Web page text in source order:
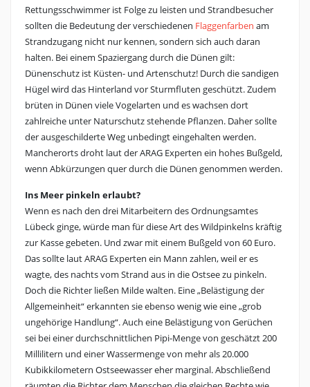
Rettungsschwimmer ist Folge zu leisten und Strandbesucher
sollten die Bedeutung der verschiedenen Flaggenfarben am
Strandzugang nicht nur kennen, sondern sich auch daran
halten. Bei einem Spaziergang durch die Dünen gilt:
Dünenschutz ist Küsten- und Artenschutz! Durch die sandigen
Hügel wird das Hinterland vor Sturmfluten geschützt. Zudem
brüten in Dünen viele Vogelarten und es wachsen dort
zahlreiche unter Naturschutz stehende Pflanzen. Daher sollte
der ausgeschilderte Weg unbedingt eingehalten werden.
Mancherorts droht laut der ARAG Experten ein hohes Bußgeld,
wenn Abkürzungen quer durch die Dünen genommen werden.
Ins Meer pinkeln erlaubt?
Wenn es nach den drei Mitarbeitern des Ordnungsamtes
Lübeck ginge, würde man für diese Art des Wildpinkelns kräftig
zur Kasse gebeten. Und zwar mit einem Bußgeld von 60 Euro.
Das sollte laut ARAG Experten ein Mann zahlen, weil er es
wagte, des nachts vom Strand aus in die Ostsee zu pinkeln.
Doch die Richter ließen Milde walten. Eine „Belästigung der
Allgemeinheit“ erkannten sie ebenso wenig wie eine „grob
ungehörige Handlung“. Auch eine Belästigung von Gerüchen
sei bei einer durchschnittlichen Pipi-Menge von geschätzt 200
Millilitern und einer Wassermenge von mehr als 20.000
Kubikkilometern Ostseewasser eher marginal. Abschließend